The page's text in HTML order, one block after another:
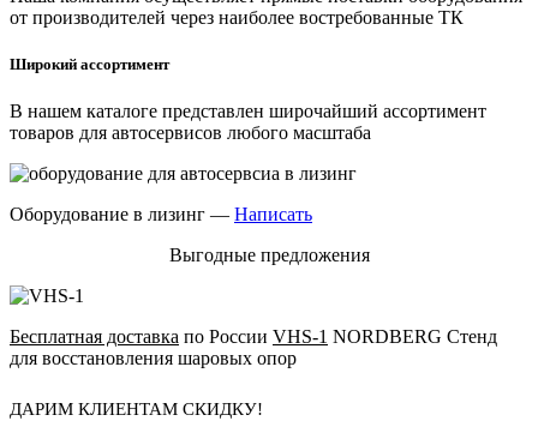
от производителей через наиболее востребованные ТК
Широкий ассортимент
В нашем каталоге представлен широчайший ассортимент
товаров для автосервисов любого масштаба
Оборудование в лизинг — Написать
Выгодные предложения
Бесплатная доставка по России VHS-1 NORDBERG Стенд
для восстановления шаровых опор
ДАРИМ КЛИЕНТАМ СКИДКУ!